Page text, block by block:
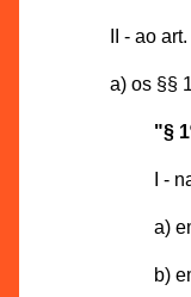
II - ao
a) os §§
"§
I -
a)
b)